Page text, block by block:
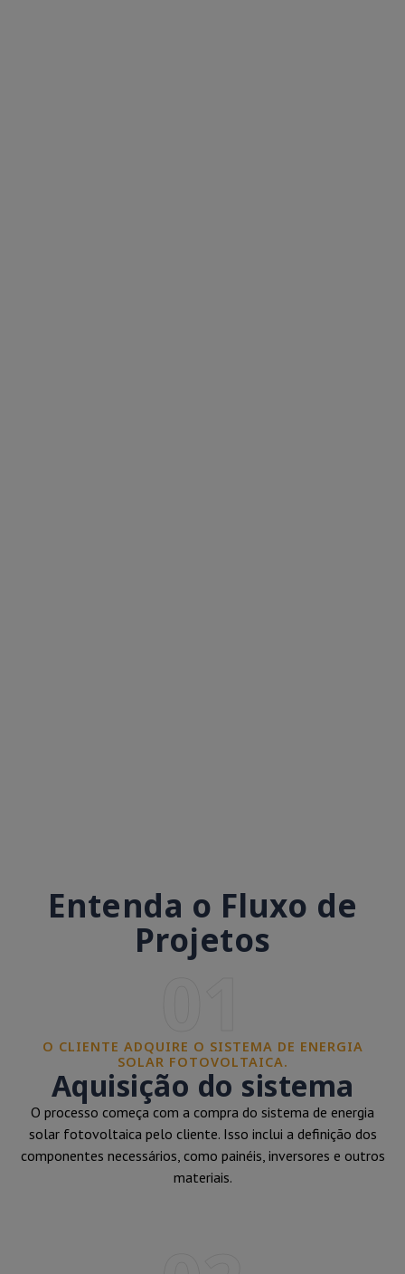
Entenda o Fluxo de
Projetos
O CLIENTE ADQUIRE O SISTEMA DE ENERGIA
SOLAR FOTOVOLTAICA.
Aquisição do sistema
O processo começa com a compra do sistema de energia
solar fotovoltaica pelo cliente. Isso inclui a definição dos
componentes necessários, como painéis, inversores e outros
materiais.